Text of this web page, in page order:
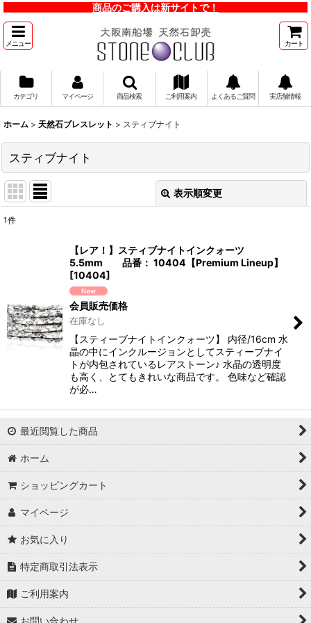
商品のご購入は新サイトで！
メニュー カート
カテゴリ マイページ 商品検索 ご利用案内 よくあるご質問 実店舗情報
ホーム > 天然石ブレスレット > スティブナイト
スティブナイト
表示順変更
1件
【レア！】スティブナイトインクォーツ
5.5mm 品番： 10404【Premium Lineup】
[10404]
会員販売価格
在庫なし
【スティーブナイトインクォーツ】 内径/16cm 水
晶の中にインクルージョンとしてスティーブナイ
トが内包されているレアストーン♪ 水晶の透明度
も高く、とてもきれいな商品です。 色味など確認
が必…
最近閲覧した商品
ホーム
ショッピングカート
マイページ
お気に入り
特定商取引法表示
ご利用案内
お問い合わせ